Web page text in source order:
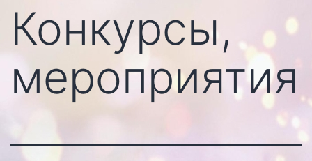
Конкурсы,
мероприятия